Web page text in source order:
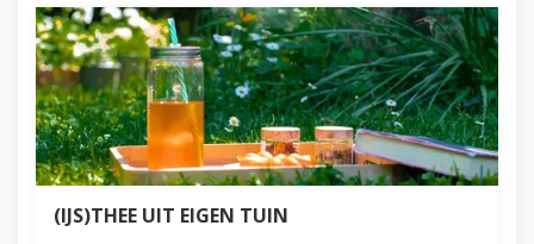
(IJS)THEE UIT EIGEN TUIN